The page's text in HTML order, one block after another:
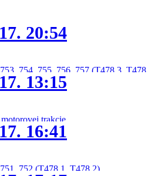
20:54
754, 755, 756, 757 (T478.3,
13:15
trakcie
16:41
752 (T478.1, T478.2)